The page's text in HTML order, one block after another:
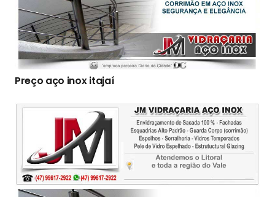
Preço aço inox itajaí